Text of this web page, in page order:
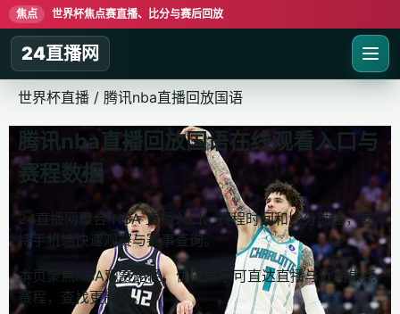
焦点 世界杯焦点赛直播、比分与赛后回放
24直播网
世界杯直播 / 腾讯nba直播回放国语
腾讯nba直播回放国语在线观看入口与
赛程数据
24直播网聚合 NBA 直播入口、赛程时间和比分动态，支
持手机端快速观赛与赛事查询。
本页聚焦NBA观赛路径，优先展示可直达直播与近期焦点
赛程，查找更高效。